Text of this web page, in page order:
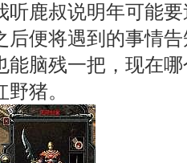
听鹿叔说明年可能
后便将遇到的事情
能脑残一把，现在
猪。